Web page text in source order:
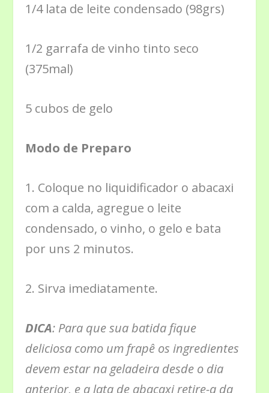
1/4 lata de leite condensado (98grs)
1/2 garrafa de vinho tinto seco
(375mal)
5 cubos de gelo
Modo de Preparo
1. Coloque no liquidificador o abacaxi
com a calda, agregue o leite
condensado, o vinho, o gelo e bata
por uns 2 minutos.
2. Sirva imediatamente.
DICA: Para que sua batida fique
deliciosa como um frapê os ingredientes
devem estar na geladeira desde o dia
anterior, e a lata de abacaxi retire-a da